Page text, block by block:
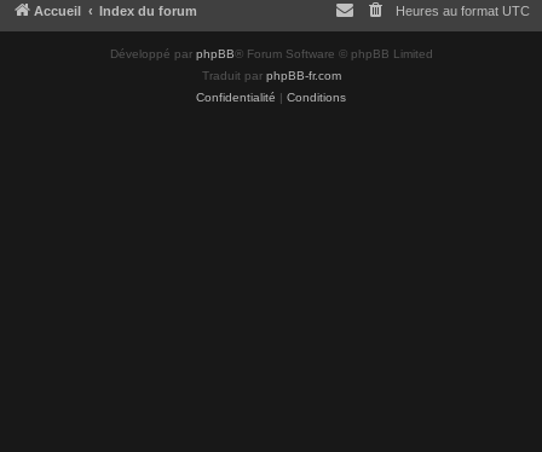
Accueil Index du forum Heures au format UTC
Développé par phpBB® Forum Software © phpBB Limited
Traduit par phpBB-fr.com
Confidentialité | Conditions